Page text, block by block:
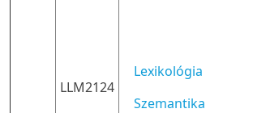
LLM2124
Lexikológia
Szemantika